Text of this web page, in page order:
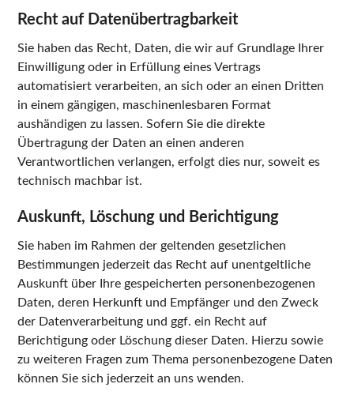
Recht auf Datenübertragbarkeit
Sie haben das Recht, Daten, die wir auf Grundlage Ihrer
Einwilligung oder in Erfüllung eines Vertrags
automatisiert verarbeiten, an sich oder an einen Dritten
in einem gängigen, maschinenlesbaren Format
aushändigen zu lassen. Sofern Sie die direkte
Übertragung der Daten an einen anderen
Verantwortlichen verlangen, erfolgt dies nur, soweit es
technisch machbar ist.
Auskunft, Löschung und Berichtigung
Sie haben im Rahmen der geltenden gesetzlichen
Bestimmungen jederzeit das Recht auf unentgeltliche
Auskunft über Ihre gespeicherten personenbezogenen
Daten, deren Herkunft und Empfänger und den Zweck
der Datenverarbeitung und ggf. ein Recht auf
Berichtigung oder Löschung dieser Daten. Hierzu sowie
zu weiteren Fragen zum Thema personenbezogene Daten
können Sie sich jederzeit an uns wenden.